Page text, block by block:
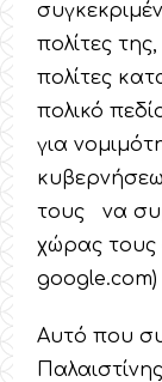
πολίτες
πολίτες
πολικό
για
τους να
χώρας τους
google.com)
Αυτό που